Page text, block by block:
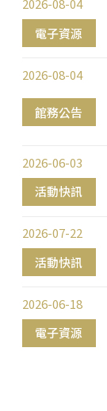
電子資源
2026-08-04
館務公告
2026-08-04
活動快訊
2026-06-03
活動快訊
2026-07-22
電子資源
2026-06-18